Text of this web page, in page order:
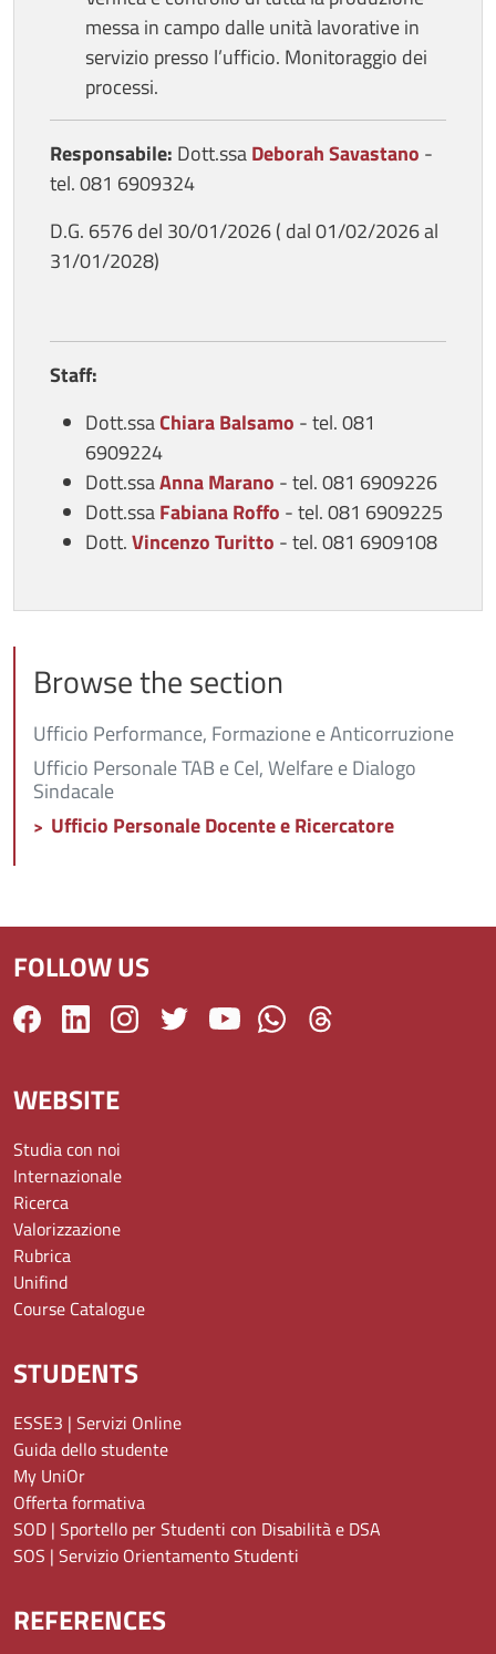
messa in campo dalle unità lavorative in
servizio presso l’ufficio. Monitoraggio dei
processi.
Responsabile: Dott.ssaDeborahSavastano -
tel. 081 6909324
D.G. 6576 del 30/01/2026 ( dal 01/02/2026 al
31/01/2028)
Staff:
Dott.ssaChiaraBalsamo - tel. 081
6909224
Dott.ssaAnna Marano - tel. 081 6909226
Dott.ssaFabianaRoffo - tel. 081 6909225
Dott.VincenzoTuritto - tel. 081 6909108
Browse the section
Ufficio Performance, Formazione e Anticorruzione
Ufficio Personale TAB e Cel, Welfare e Dialogo
Sindacale
Ufficio Personale Docente e Ricercatore
FOLLOW US
WEBSITE
Studia con noi
Internazionale
Ricerca
Valorizzazione
Rubrica
Unifind
Course Catalogue
STUDENTS
ESSE3 | Servizi Online
Guida dello studente
My UniOr
Offerta formativa
SOD | Sportello per Studenti con Disabilità e DSA
SOS | Servizio Orientamento Studenti
REFERENCES